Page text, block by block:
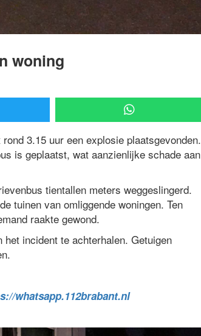
woning
3.15 uur een explosie plaatsgevonden.
is geplaatst, wat aanzienlijke schade aan
tientallen meters weggeslingerd.
tuinen van omliggende woningen. Ten
raakte gewond.
incident te achterhalen. Getuigen
whatsapp.112brabant.nl